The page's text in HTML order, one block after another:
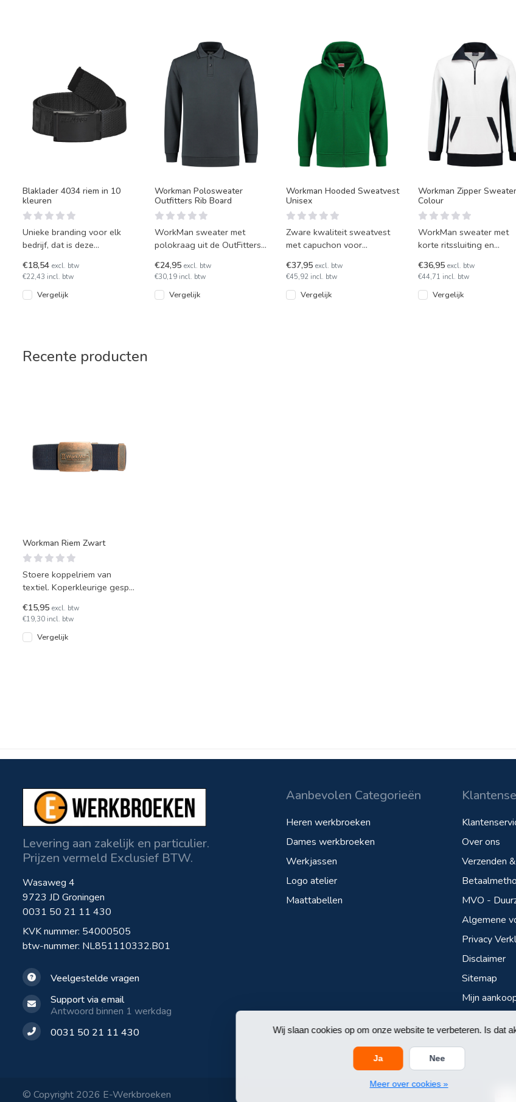
Wij slaan cookies op om onze website te verbeteren. Is dat
Ja Nee
Meer over cookies »
Blaklader 4034 riem in 10
kleuren
Unieke branding voor elk
bedrijf, dat is deze
metalen gesp van Blaklader.
Besch
€18,54 excl. btw
€22,43 incl. btw
Vergelijk
Workman Polosweater
Outfitters Rib Board
WorkMan sweater met
polokraag uit de OutFitters-
dikke 50/50 katoen en pol
€24,95 excl. btw
€30,19 incl. btw
Vergelijk
Workman Hooded Sweatvest
Unisex
Zware kwaliteit sweatvest
met capuchon voor
kleurvast. Met eigentijdse
pasvorm e
€37,95excl. btw
€45,92 incl. btw
Vergelijk
Workman Zipper
Colour
WorkMan sweater met
korte ritssluiting en
diverse kleurcombinaties
verkrijgbaa
€36,95 excl. btw
€44,71 incl. btw
Vergelijk
Recente producten
Workman Riem Zwart
Stoere koppelriem van
textiel. Koperkleurige gesp
€15,95 excl. btw
€19,30 incl. btw
Vergelijk
Levering aan zakelijk en particulier.
Prijzen vermeld Exclusief BTW.
Wasaweg 4
9723 JD Groningen
0031 50 21 11 430
KVK nummer: 54000505
btw-nummer: NL851110332.B01
Veelgestelde vragen
Support via email
Antwoord binnen 1 werkdag
0031 50 21 11 430
Aanbevolen Categorieën
Heren werkbroeken
Dames werkbroeken
Werkjassen
Logo atelier
Maattabellen
Over ons
Verzenden
MVO -
Algemene
Privacy
Disclaimer
Sitemap
Mijn
© Copyright 2026 E-Werkbroeken